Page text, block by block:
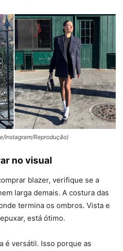
Instagram/Reprodução)
no visual
blazer, verifique se a
larga demais. A costura das
termina os ombros. Vista e
está ótimo.
é versátil. Isso porque as